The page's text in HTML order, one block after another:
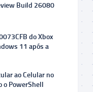
Build 26080
do Xbox
11 após a
ao Celular no
o PowerShell